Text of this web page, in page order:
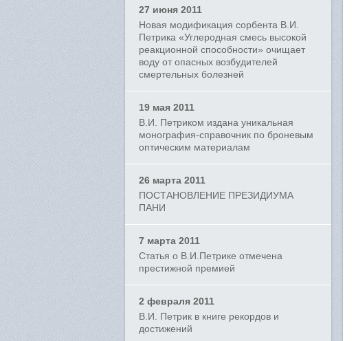
27 июня 2011
Новая модификация сорбента В.И.
Петрика «Углеродная смесь высокой
реакционной способности» очищает
воду от опасных возбудителей
смертельных болезней
19 мая 2011
В.И. Петриком издана уникальная
монография-справочник по броневым
оптическим материалам
26 марта 2011
ПОСТАНОВЛЕНИЕ ПРЕЗИДИУМА
ПАНИ
7 марта 2011
Статья о В.И.Петрике отмечена
престижной премией
2 февраля 2011
В.И. Петрик в книге рекордов и
достижений